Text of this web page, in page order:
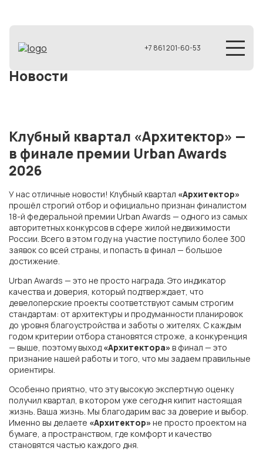
+7 861 201-60-53
Новости
Клубный квартал «Архитектор» —
в финале премии Urban Awards
2026
У нас отличные новости! Клубный квартал «Архитектор»
прошёл строгий отбор и официально признан финалистом
18-й федеральной премии Urban Awards — одного из самых
авторитетных конкурсов в сфере жилой недвижимости
России. Всего в этом году на участие поступило более 300
заявок со всей страны, и попасть в финал — большое
достижение.
Urban Awards — это не просто награда. Это индикатор
качества и доверия, который подтверждает, что
девелоперские проекты соответствуют самым строгим
стандартам: от архитектуры и продуманности планировок
до уровня благоустройства и заботы о жителях. С каждым
годом критерии отбора становятся строже, а конкуренция
— выше, поэтому выход «Архитектора» в финал — это
признание нашей работы и того, что мы задаем правильные
ориентиры.
Особенно приятно, что эту высокую экспертную оценку
получил квартал, в котором уже сегодня кипит настоящая
жизнь. Ваша жизнь. Мы благодарим вас за доверие и выбор.
Именно вы делаете «Архитектор» не просто проектом на
бумаге, а пространством, где комфорт и качество
становятся частью каждого дня.
ГК «ЮгСтройИнвест»